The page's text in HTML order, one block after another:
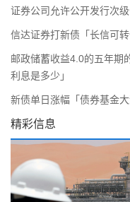
证券公司允许公开发行次
信达证券打新债「长信可转
邮政储蓄收益4.0的五年期
利息是多少」
新债单日涨幅「债券基金大
精彩信息